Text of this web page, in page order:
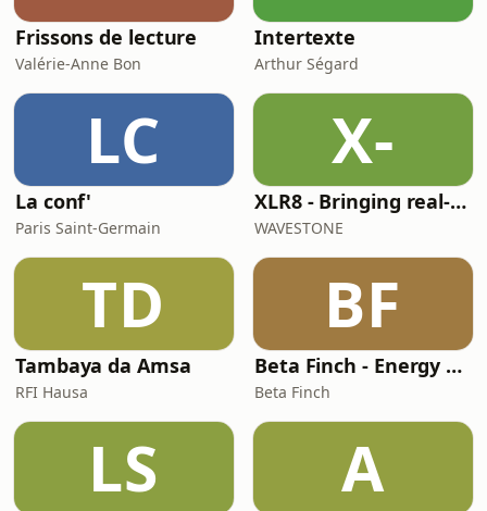
Frissons de lecture
Valérie-Anne Bon
Intertexte
Arthur Ségard
LC
La conf'
Paris Saint-Germain
X-
XLR8 - Bringing real-w orld learnings and experiences in Life Sciences
WAVESTONE
TD
Tambaya da Amsa
RFI Hausa
BF
Beta Finch - Energy & Utilities - FR
Beta Finch
LS A